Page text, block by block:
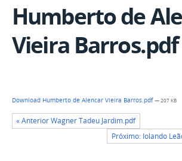
Humberto de
Vieira Barros.pdf
Download Humberto de Alencar Vieira Barros.pdf— 207 KB
« Anterior Wagner Tadeu Jardim.pdf
Próximo: Iolando